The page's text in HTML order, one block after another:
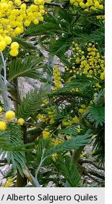
Alberto Salguero Quiles